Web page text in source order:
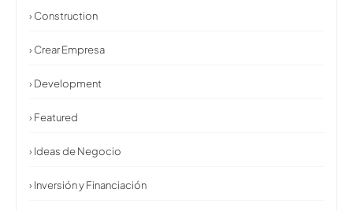
› Construction
› Crear Empresa
› Development
› Featured
› Ideas de Negocio
› Inversión y Financiación